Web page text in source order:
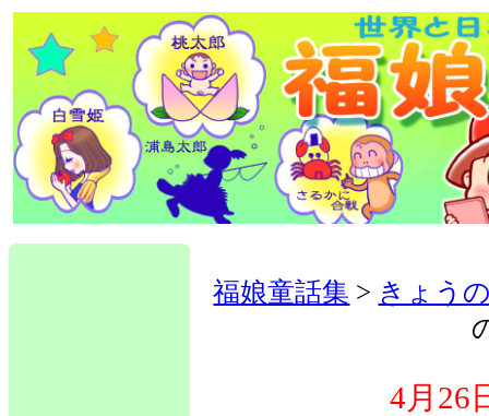
福娘童話集 > きょう
4月26